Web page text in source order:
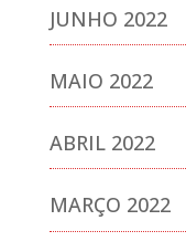
JUNHO 2022
MAIO 2022
ABRIL 2022
MARÇO 2022